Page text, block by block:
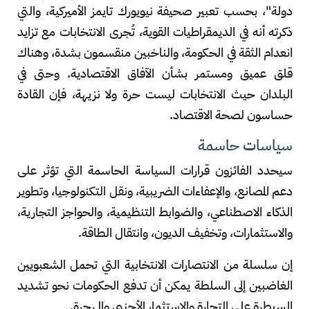
دولة"، بحسب تعبير صحيفة نيويورك تايمز الأميركية، والتي
ذكرته أنه في الديمقراطيات القوية، تُجرى الانتخابات مع تزايد
انعدام الثقة في الحكومة، والناخبين منقسمون بشدة، وهناك
قلق عميق ومستمر بشأن الآفاق الاقتصادية. وحتى في
البلدان حيث الانتخابات ليست حرة ولا نزيهة، فإن القادة
حساسون لصحة الاقتصاد.
سياسات حاسمة
سيحدد الفائزون قرارات السياسة الحاسمة التي تؤثر على
دعم المصانع، والإعفاءات الضريبية، ونقل التكنولوجيا، وتطوير
الذكاء الاصطناعي، والضوابط التنظيمية، والحواجز التجارية،
والاستثمارات، وتخفيف الديون، وانتقال الطاقة.
إن سلسلة من الانتصارات الانتخابية التي تحمل الشعبويين
الغاضبين إلى السلطة يمكن أن تدفع الحكومات نحو تشديد